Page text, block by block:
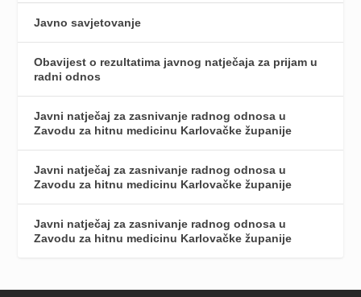
Javno savjetovanje
Obavijest o rezultatima javnog natječaja za prijam u
radni odnos
Javni natječaj za zasnivanje radnog odnosa u
Zavodu za hitnu medicinu Karlovačke županije
Javni natječaj za zasnivanje radnog odnosa u
Zavodu za hitnu medicinu Karlovačke županije
Javni natječaj za zasnivanje radnog odnosa u
Zavodu za hitnu medicinu Karlovačke županije